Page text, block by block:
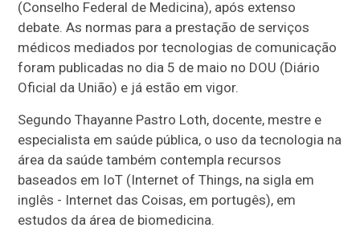
(Conselho Federal de Medicina), após extenso
debate. As normas para a prestação de serviços
médicos mediados por tecnologias de comunicação
foram publicadas no dia 5 de maio no DOU (Diário
Oficial da União) e já estão em vigor.
Segundo Thayanne Pastro Loth, docente, mestre e
especialista em saúde pública, o uso da tecnologia na
área da saúde também contempla recursos
baseados em IoT (Internet of Things, na sigla em
inglês - Internet das Coisas, em portugês), em
estudos da área de biomedicina.